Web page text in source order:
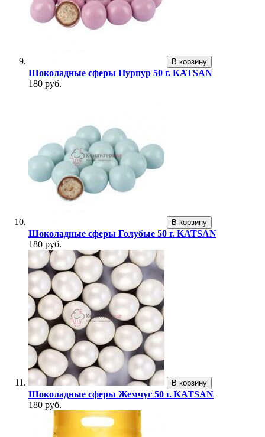
В корзину
Шоколадные сферы Пурпур 50 г. KATSAN
180 руб.
В корзину
Шоколадные сферы Голубые 50 г. KATSAN
180 руб.
В корзину
Шоколадные сферы Жемчуг 50 г. KATSAN
180 руб.